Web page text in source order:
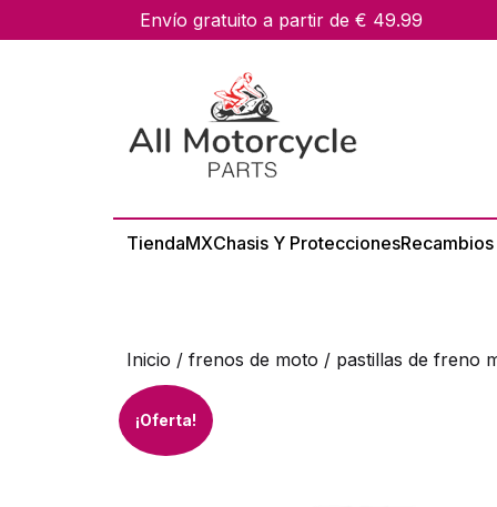
to
Envío gratuito a partir de € 49.99
TiendaMXChasis Y Protecciones
Inicio / frenos de moto / pastillas de freno
¡Oferta!